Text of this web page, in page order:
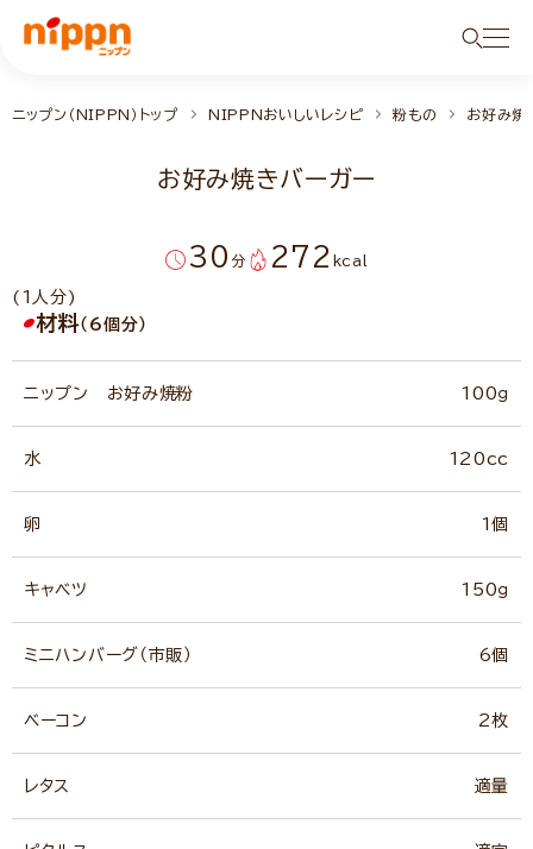
ニップン（NIPPN）トップ NIPPNおいしいレシピ 粉もの お好み焼
お好み焼きバーガー
30 分 272 kcal
(1人分)
材料（6個分）
ニップン お好み焼粉 100ｇ
水 120cc
卵 1個
キャベツ 150ｇ
ミニハンバーグ（市販） 6個
ベーコン 2枚
レタス 適量